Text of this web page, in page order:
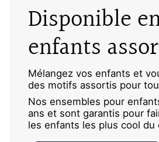
Disponible
enfants
Mélangez vos enfants et
des motifs assortis pour
Nos ensembles pour
ans et sont garantis pour
les enfants les plus cool du